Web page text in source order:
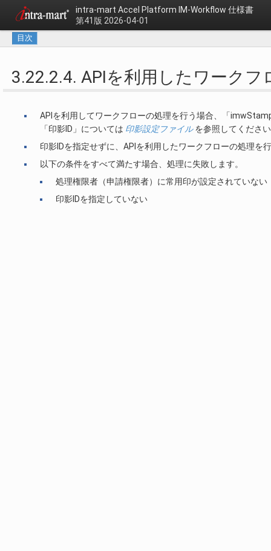
intra-mart Accel Platform IM-Workflow 仕様書
第41版 2026-04-01
目次
3.22.2.4. APIを利用したワークフ
APIを利用してワークフローの処理を行う場合、「
「印影ID」については 印影設定ファイルを参照してくださ
印影IDを指定せずに、APIを利用したワークフローの処理
以下の条件をすべて満たす場合、処理に失敗します。
処理権限者（申請権限者）に常用印が設定されていない
印影IDを指定していない